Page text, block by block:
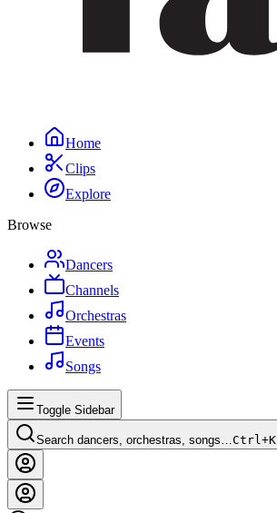
Home
Clips
Explore
Browse
Dancers
Channels
Orchestras
Events
Songs
Toggle Sidebar
Search dancers, orchestras, songs…Ctrl+K